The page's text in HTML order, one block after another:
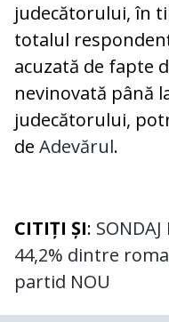
judecătorului, în
totalul
acuzată de fapte
nevinovată până
judecătorului,
de Adevărul.
CITIȚI ȘI:
44,2% dintre
partid NOU